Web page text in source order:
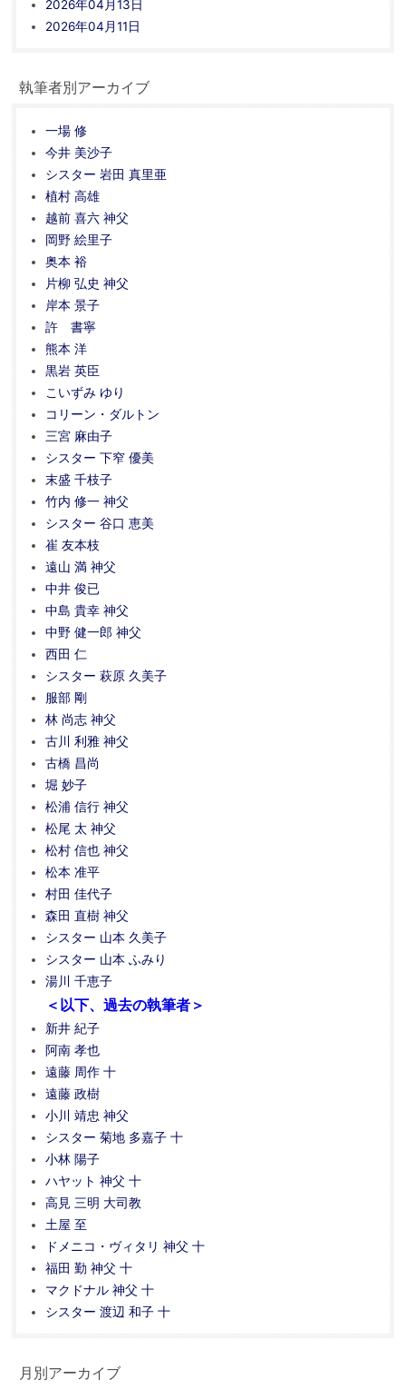
2026年04月13日
2026年04月11日
執筆者別アーカイブ
一場 修
今井 美沙子
シスター 岩田 真里亜
植村 高雄
越前 喜六 神父
岡野 絵里子
奥本 裕
片柳 弘史 神父
岸本 景子
許 書寧
熊本 洋
黒岩 英臣
こいずみ ゆり
コリーン・ダルトン
三宮 麻由子
シスター 下窄 優美
末盛 千枝子
竹内 修一 神父
シスター 谷口 恵美
崔 友本枝
遠山 満 神父
中井 俊已
中島 貴幸 神父
中野 健一郎 神父
西田 仁
シスター 萩原 久美子
服部 剛
林 尚志 神父
古川 利雅 神父
古橋 昌尚
堀 妙子
松浦 信行 神父
松尾 太 神父
松村 信也 神父
松本 准平
村田 佳代子
森田 直樹 神父
シスター 山本 久美子
シスター 山本 ふみり
湯川 千恵子
＜以下、過去の執筆者＞
新井 紀子
阿南 孝也
遠藤 周作 十
遠藤 政樹
小川 靖忠 神父
シスター 菊地 多嘉子 十
小林 陽子
ハヤット 神父 十
高見 三明 大司教
土屋 至
ドメニコ・ヴィタリ 神父 十
福田 勤 神父 十
マクドナル 神父 十
シスター 渡辺 和子 十
月別アーカイブ